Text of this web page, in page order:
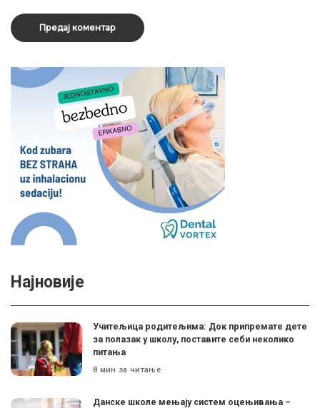
Најновије
Учитељица родитељима: Док припремате дете
за полазак у школу, поставите себи неколико
питања
8 мин за читање
Данске школе мењају систем оцењивања –